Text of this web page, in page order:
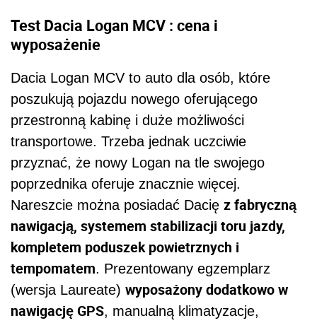
Test Dacia Logan MCV : cena i
wyposażenie
Dacia Logan MCV to auto dla osób, które
poszukują pojazdu nowego oferującego
przestronną kabinę i duże możliwości
transportowe. Trzeba jednak uczciwie
przyznać, że nowy Logan na tle swojego
poprzednika oferuje znacznie więcej.
Nareszcie można posiadać Dacię z fabryczną
nawigacją, systemem stabilizacji toru jazdy,
kompletem poduszek powietrznych i
tempomatem. Prezentowany egzemplarz
(wersja Laureate) wyposażony dodatkowo w
nawigację GPS, manualną klimatyzacje,